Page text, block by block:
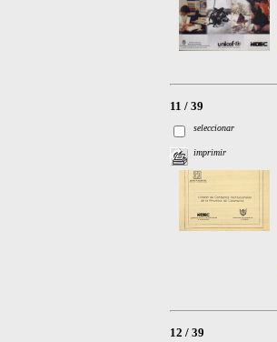
11 / 39
seleccionar
imprimir
12 / 39